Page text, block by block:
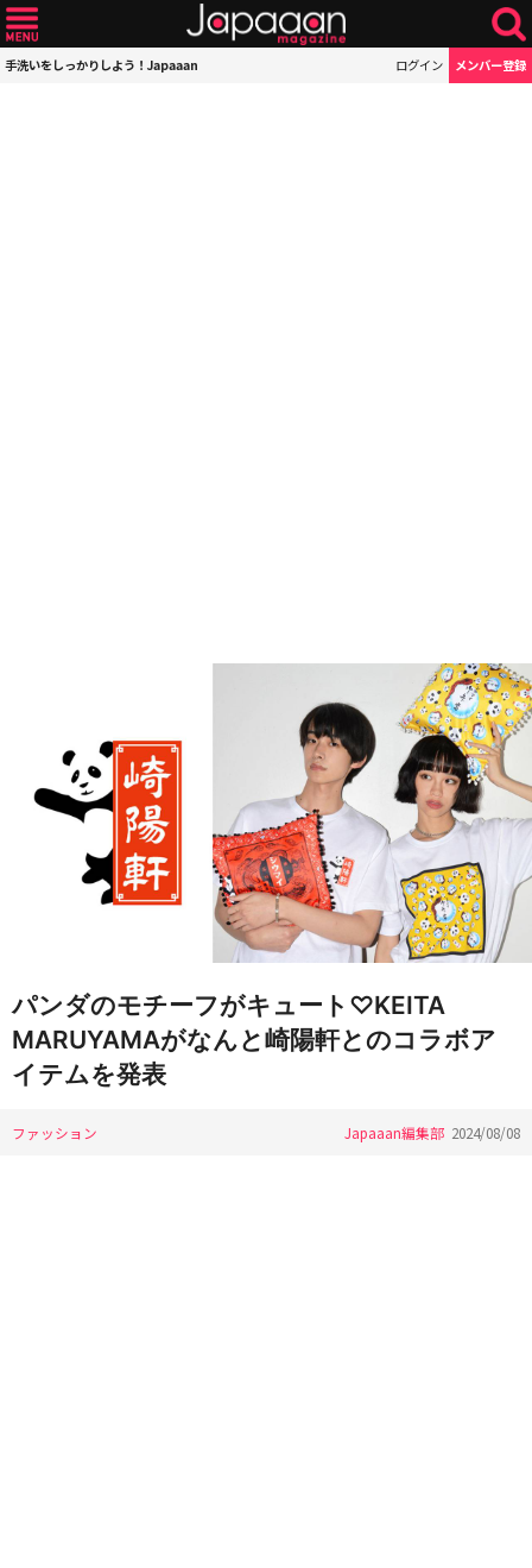
手洗いをしっかりしよう！Japaaan ログイン メンバー登録
パンダのモチーフがキュート♡KEITA
MARUYAMAがなんと崎陽軒とのコラボア
イテムを発表
ファッション Japaaan編集部 2024/08/08